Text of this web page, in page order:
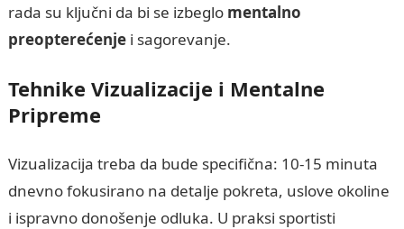
rada su ključni da bi se izbeglo mentalno
preopterećenjei sagorevanje.
Tehnike Vizualizacije i Mentalne
Pripreme
Vizualizacija treba da bude specifična: 10-15 minuta
dnevno fokusirano na detalje pokreta, uslove okoline
i ispravno donošenje odluka. U praksi sportisti